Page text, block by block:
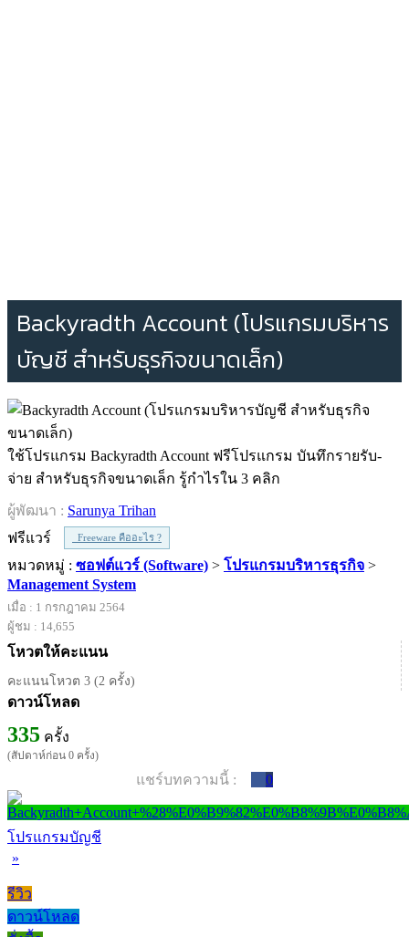
Backyradth Account (โปรแกรมบริหาร
บัญชี สำหรับธุรกิจขนาดเล็ก)
ใช้โปรแกรม Backyradth Account ฟรีโปรแกรม บันทึกรายรับ-
จ่าย สำหรับธุรกิจขนาดเล็ก รู้กำไรใน 3 คลิก
ผู้พัฒนา : Sarunya Trihan
ฟรีแวร์
Freeware คืออะไร ?
หมวดหมู่ : ซอฟต์แวร์ (Software) > โปรแกรมบริหารธุรกิจ >
Management System
เมื่อ : 1 กรกฎาคม 2564
ผู้ชม : 14,655
โหวตให้คะแนน
คะแนนโหวต 3 (2 ครั้ง)
ดาวน์โหลด
335 ครั้ง
(สัปดาห์ก่อน 0 ครั้ง)
แชร์บทความนี้ : 0
โปรแกรมบัญชี
»
รีวิว
ดาวน์โหลด